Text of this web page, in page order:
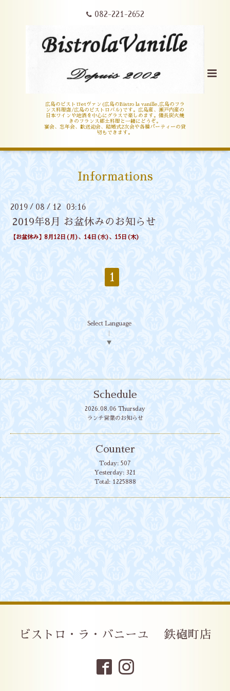
082-221-2652
広島のビストロetヴァン(広島のBistro la vanille,広島のフラ
ンス料理店/広島のビストロバル)です。広島産、瀬戸内産の
日本ワインや地酒を中心にグラスで楽しめます。備長炭火焼
きのフランス郷土料理と一緒にどうぞ。
宴会、忘年会、歓送迎会、結婚式2次会や各種パーティーの貸
切もできます。
Informations
2019 / 08 / 12 03:16
2019年8月 お盆休みのお知らせ
【お盆休み】8月12日(月)、14日(水)、15日(木)
1
Select Language
▼
Schedule
2026.08.06 Thursday
ランチ営業のお知らせ
Counter
Today: 507
Yesterday: 321
Total: 1225888
ビストロ・ラ・バニーユ 鉄砲町店